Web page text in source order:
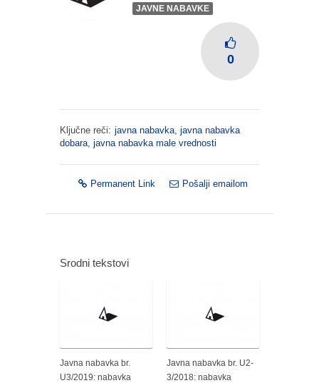
JAVNE NABAVKE
0
Ključne reči: javna nabavka, javna nabavka
dobara, javna nabavka male vrednosti
Permanent Link Pošalji emailom
Srodni tekstovi
Javna nabavka br.
U3/2019: nabavka
Javna nabavka br. U2-
3/2018: nabavka